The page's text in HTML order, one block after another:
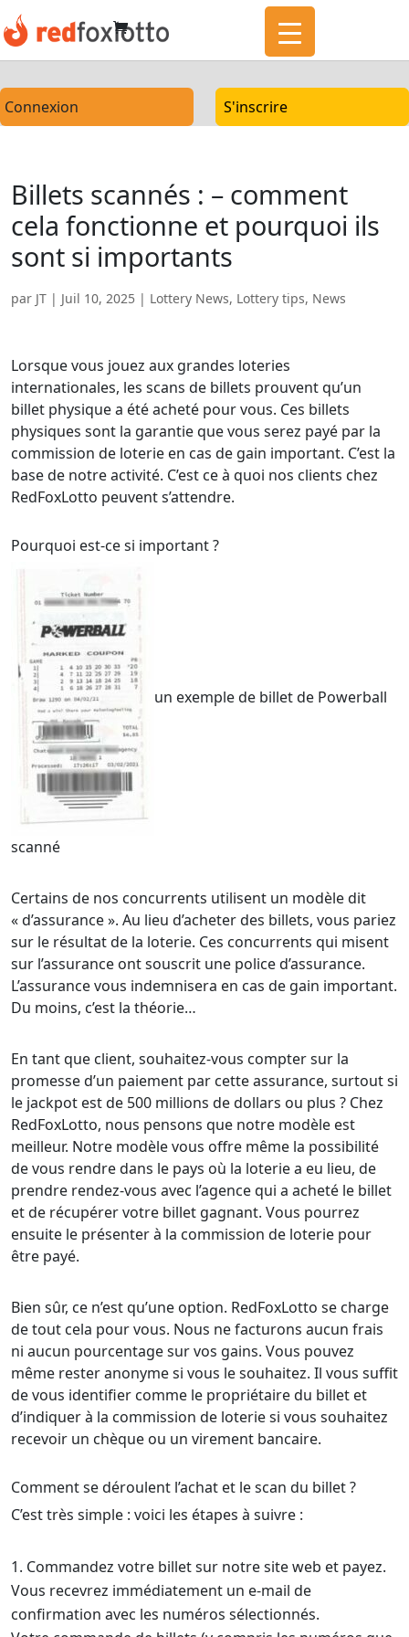
Connexion S'inscrire
Billets scannés : – comment
cela fonctionne et pourquoi ils
sont si importants
par JT | Juil 10, 2025 | Lottery News, Lottery tips, News
Lorsque vous jouez aux grandes loteries
internationales, les scans de billets prouvent qu’un
billet physique a été acheté pour vous. Ces billets
physiques sont la garantie que vous serez payé par la
commission de loterie en cas de gain important. C’est la
base de notre activité. C’est ce à quoi nos clients chez
RedFoxLotto peuvent s’attendre.
Pourquoi est-ce si important ?
un exemple de billet de Powerball
scanné
Certains de nos concurrents utilisent un modèle dit
« d’assurance ». Au lieu d’acheter des billets, vous pariez
sur le résultat de la loterie. Ces concurrents qui misent
sur l’assurance ont souscrit une police d’assurance.
L’assurance vous indemnisera en cas de gain important.
Du moins, c’est la théorie…
En tant que client, souhaitez-vous compter sur la
promesse d’un paiement par cette assurance, surtout si
le jackpot est de 500 millions de dollars ou plus ? Chez
RedFoxLotto, nous pensons que notre modèle est
meilleur. Notre modèle vous offre même la possibilité
de vous rendre dans le pays où la loterie a eu lieu, de
prendre rendez-vous avec l’agence qui a acheté le billet
et de récupérer votre billet gagnant. Vous pourrez
ensuite le présenter à la commission de loterie pour
être payé.
Bien sûr, ce n’est qu’une option. RedFoxLotto se charge
de tout cela pour vous. Nous ne facturons aucun frais
ni aucun pourcentage sur vos gains. Vous pouvez
même rester anonyme si vous le souhaitez. Il vous suffit
de vous identifier comme le propriétaire du billet et
d’indiquer à la commission de loterie si vous souhaitez
recevoir un chèque ou un virement bancaire.
Comment se déroulent l’achat et le scan du billet ?
C’est très simple : voici les étapes à suivre :
Commandez votre billet sur notre site web et payez.
Vous recevrez immédiatement un e-mail de
confirmation avec les numéros sélectionnés.